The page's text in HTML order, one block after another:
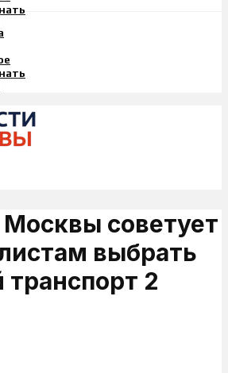
советует
выбрать
транспорт 2